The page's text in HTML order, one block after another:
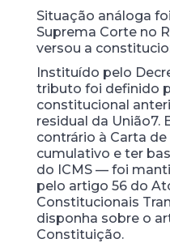
Situação análoga
Suprema Corte no
versou a
Instituído pelo
tributo foi definido
constitucional
residual da União7.
contrário à Carta
cumulativo e ter
do ICMS — foi
pelo artigo 56 do
Constitucionais
disponha sobre o
Constituição.